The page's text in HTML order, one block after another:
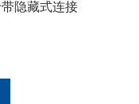
带隐藏式连接